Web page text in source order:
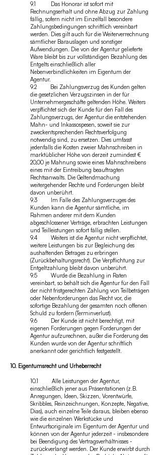
9.1 Das Honorar ist sofort mit
Rechnungserhalt und ohne Abzug zur Zahlung
fällig, sofern nicht im Einzelfall besondere
Zahlungsbedingungen schriftlich vereinbart
werden. Dies gilt auch für die Weiterverrechnung
sämtlicher Barauslagen und sonstiger
Aufwendungen. Die von der Agentur gelieferte
Ware bleibt bis zur vollständigen Bezahlung des
Entgelts einschließlich aller
Nebenverbindlichkeiten im Eigentum der
Agentur.
9.2 Bei Zahlungsverzug des Kunden gelten
die gesetzlichen Verzugszinsen in der für
Unternehmergeschäfte geltenden Höhe. Weiters
verpflichtet sich der Kunde für den Fall des
Zahlungsverzugs, der Agentur die entstehenden
Mahn- und Inkassospesen, soweit sie zur
zweckentsprechenden Rechtsverfolgung
notwendig sind, zu ersetzen. Dies umfasst
jedenfalls die Kosten zweier Mahnschreiben in
marktüblicher Höhe von derzeit zumindest €
20,00 je Mahnung sowie eines Mahnschreibens
eines mit der Eintreibung beauftragten
Rechtsanwalts. Die Geltendmachung
weitergehender Rechte und Forderungen bleibt
davon unberührt.
9.3 Im Falle des Zahlungsverzuges des
Kunden kann die Agentur sämtliche, im
Rahmen anderer mit dem Kunden
abgeschlossener Verträge, erbrachten Leistungen
und Teilleistungen sofort fällig stellen.
9.4 Weiters ist die Agentur nicht verpflichtet,
weitere Leistungen bis zur Begleichung des
aushaftenden Betrages zu erbringen
(Zurückbehaltungsrecht). Die Verpflichtung zur
Entgeltzahlung bleibt davon unberührt.
9.5 Wurde die Bezahlung in Raten
vereinbart, so behält sich die Agentur für den Fall
der nicht fristgerechten Zahlung von Teilbeträgen
oder Nebenforderungen das Recht vor, die
sofortige Bezahlung der gesamten noch offenen
Schuld zu fordern (Terminverlust).
9.6 Der Kunde ist nicht berechtigt, mit
eigenen Forderungen gegen Forderungen der
Agentur aufzurechnen, außer die Forderung des
Kunden wurde von der Agentur schriftlich
anerkannt oder gerichtlich festgestellt.
10. Eigentumsrecht und Urheberrecht
10.1 Alle Leistungen der Agentur,
einschließlich jener aus Präsentationen (z.B.
Anregungen, Ideen, Skizzen, Vorentwürfe,
Skribbles, Reinzeichnungen, Konzepte, Negative,
Dias), auch einzelne Teile daraus, bleiben ebenso
wie die einzelnen Werkstücke und
Entwurfsoriginale im Eigentum der Agentur und
können von der Agentur jederzeit - insbesondere
bei Beendigung des Vertragsverhältnisses -
zurückverlangt werden. Der Kunde erwirbt durch